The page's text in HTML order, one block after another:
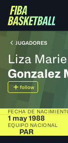
JUGADORES
Liza
Gonzalez
follow
FECHA DE
1 may 1988
EQUIPO NACIONAL
PAR